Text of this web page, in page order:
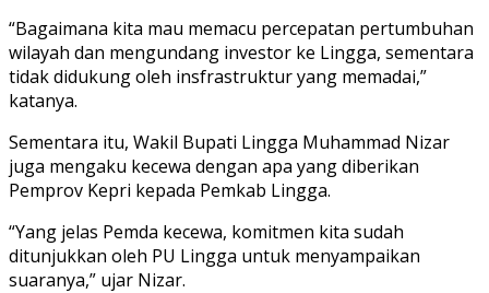
“Bagaimana kita mau memacu percepatan pertumbuhan
wilayah dan mengundang investor ke Lingga, sementara
tidak didukung oleh insfrastruktur yang memadai,”
katanya.
Sementara itu, Wakil Bupati Lingga Muhammad Nizar
juga mengaku kecewa dengan apa yang diberikan
Pemprov Kepri kepada Pemkab Lingga.
“Yang jelas Pemda kecewa, komitmen kita sudah
ditunjukkan oleh PU Lingga untuk menyampaikan
suaranya,” ujar Nizar.